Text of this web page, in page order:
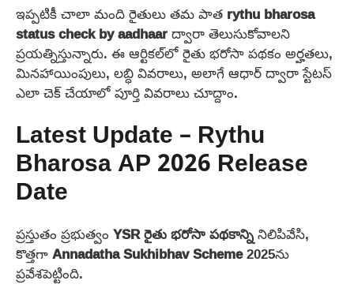
ఇప్పటికీ చాలా మంది రైతులు తమ పాతrythu bharosa
status check by aadhaarద్వారా తెలుసుకోవాలని
ప్రయత్నిస్తున్నారు. ఈ ఆర్టికల్‌లో రైతు భరోసా పథకం అర్హతలు,
మినహాయింపులు, లబ్ధి వివరాలు, అలాగే ఆధార్ ద్వారా స్టేటస్‌
ఎలా చెక్‌ చేయాలో పూర్తి వివరాలు చూద్దాం.
Latest Update – Rythu
Bharosa AP 2026 Release
Date
ప్రస్తుతం ప్రభుత్వంYSR రైతు భరోసా పథకాన్నినిలిపివేసి,
కొత్తగాAnnadatha Sukhibhav Scheme2025ను
ప్రవేశపెట్టింది.